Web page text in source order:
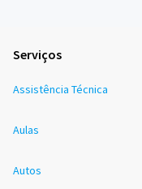
Serviços
Assistência Técnica
Aulas
Autos